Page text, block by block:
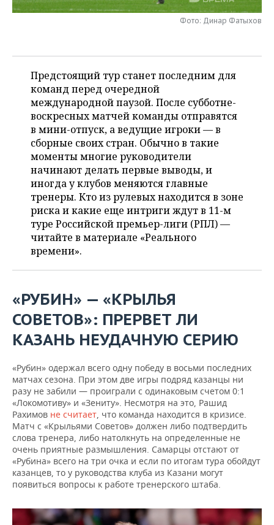
ЭНЕРГЕТИКА
УСЛУГИ
МЕДИА
ВЫЕЗДНАЯ РЕДАКЦИЯ
ОТКРЫТАЯ ЛЕКЦИЯ
НОВОСТИ СПОРТА
БАСКЕТБОЛ
ВОЛЕЙБОЛ
КИБЕРСПОРТ
ФИГУРНОЕ КАТАНИЕ
ВОДНЫЕ ВИДЫ СПОРТА
ХОККЕЙ С МЯЧОМ
ОБЩЕСТВО
ИНФРАСТРУКТУРА
ИСТОРИЯ
КУЛЬТУРА
МЕДИЦИНА
ОБРАЗОВАНИЕ
ПРОИСШЕСТВИЯ
СПРАВОЧНИК
СПИСОК ПЕРСОН
СПИСОК КОМПАНИЙ
ПОЛНАЯ ВЕРСИЯ
Фото: Динар Фатыхов
Предстоящий тур станет последним для
команд перед очередной
международной паузой. После субботне-
воскресных матчей команды отправятся
в мини-отпуск, а ведущие игроки — в
сборные своих стран. Обычно в такие
моменты многие руководители
начинают делать первые выводы, и
иногда у клубов меняются главные
тренеры. Кто из рулевых находится в зоне
риска и какие еще интриги ждут в 11-м
туре Российской премьер-лиги (РПЛ) —
читайте в материале «Реального
времени».
«РУБИН» — «КРЫЛЬЯ
СОВЕТОВ»: ПРЕРВЕТ ЛИ
КАЗАНЬ НЕУДАЧНУЮ СЕРИЮ
«Рубин» одержал всего одну победу в восьми последних
матчах сезона. При этом две игры подряд казанцы ни
разу не забили — проиграли с одинаковым счетом 0:1
«Локомотиву» и «Зениту». Несмотря на это, Рашид
Рахимов не считает, что команда находится в кризисе.
Матч с «Крыльями Советов» должен либо подтвердить
слова тренера, либо натолкнуть на определенные не
очень приятные размышления. Самарцы отстают от
«Рубина» всего на три очка и если по итогам тура обойдут
казанцев, то у руководства клуба из Казани могут
появиться вопросы к работе тренерского штаба.